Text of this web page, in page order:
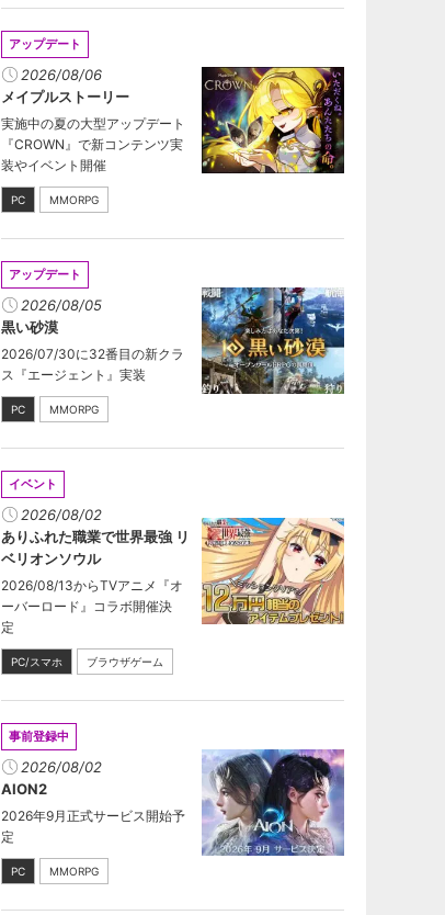
アップデート
2026/08/06
メイプルストーリー
実施中の夏の大型アップデート
『CROWN』で新コンテンツ実
装やイベント開催
PC MMORPG
アップデート
2026/08/05
黒い砂漠
2026/07/30に32番目の新クラ
ス『エージェント』実装
PC MMORPG
イベント
2026/08/02
ありふれた職業で世界最強 リ
ベリオンソウル
2026/08/13からTVアニメ『オ
ーバーロード』コラボ開催決
定
PC/スマホ ブラウザゲーム
事前登録中
2026/08/02
AION2
2026年9月正式サービス開始予
定
PC MMORPG